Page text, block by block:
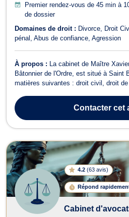
Premier rendez-vous de 45 min à
de dossier
Domaines de droit : Divorce Droit
pénal
Abus de confiance Agression
À propos :
La cabinet de Maître
Bâtonnier de l'Ordre, est situé à Saint
matières suivantes : droit civil, droit de
toute la France. Maître Xavier
famille. I...
Contactercet
4.2 (63 avis)
Répond
Cabinet